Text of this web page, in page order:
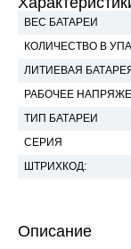
ВЕС БАТАРЕИ
КОЛИЧЕСТВО В
ЛИТИЕВАЯ
РАБОЧЕЕ
ТИП БАТАРЕИ
СЕРИЯ
ШТРИХКОД:
Описание